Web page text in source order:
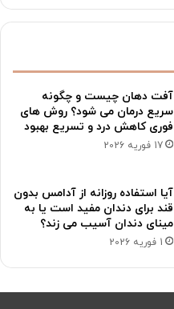
آفت دهان چیست و چگونه
سریع درمان می شود؟ روش های
فوری کاهش درد و تسریع بهبود
17 فوریه 2026
آیا استفاده روزانه از آدامس بدون
قند برای دندان مفید است یا به
مینای دندان آسیب می زند؟
1 فوریه 2026